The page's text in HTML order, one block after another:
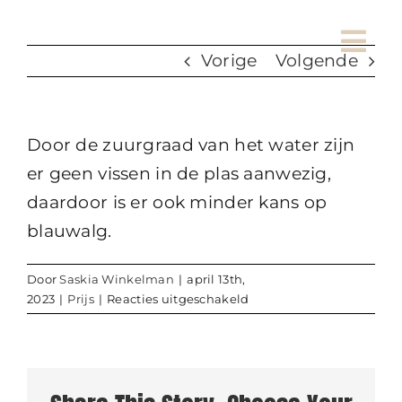
naar
Vorige Volgende
Door de zuurgraad van het water zijn
er geen vissen in de plas aanwezig,
daardoor is er ook minder kans op
blauwalg.
DoorSaskia Winkelman | april 13th,
2023 | Prijs | Reacties uitgeschakeld
Kan
het